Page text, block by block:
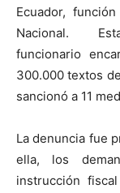
Ecuador,
Nacional.
funcionario
300.000 textos
sancionó a 11
La denuncia fue
ella, los
instrucción